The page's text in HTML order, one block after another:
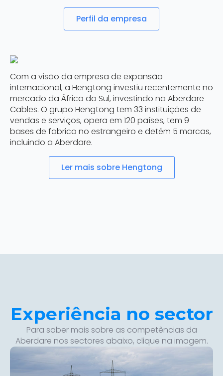
Perfil da empresa
Com a visão da empresa de expansão
internacional, a Hengtong investiu recentemente no
mercado da África do Sul, investindo na Aberdare
Cables. O grupo Hengtong tem 33 instituições de
vendas e serviços, opera em 120 países, tem 9
bases de fabrico no estrangeiro e detém 5 marcas,
incluindo a Aberdare.
Ler mais sobre Hengtong
Experiência no sector
Para saber mais sobre as competências da
Aberdare nos sectores abaixo, clique na imagem.